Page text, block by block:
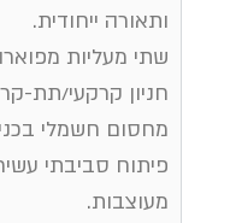
ותאורה ייחודית.
שתי מעליות
חניון קרקעי/תת-
מחסום חשמלי
פיתוח סביבתי
מעוצבות.